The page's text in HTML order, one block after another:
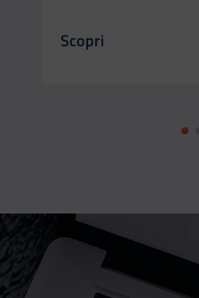
Il link ti porterà ad
Scopri